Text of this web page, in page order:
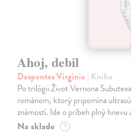
Ahoj, debil
Despentes Virginie | Kniha
Po trilógii Život Vernona
románom, ktorý pripomína
známostí. Ide o príbeh plný
Na sklade ?